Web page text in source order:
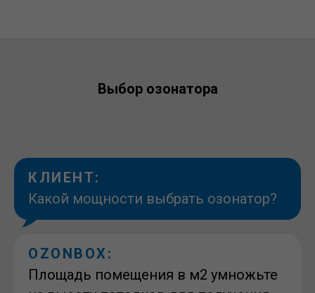
Выбор озонатора
КЛИЕНТ:
Какой мощности выбрать озонатор?
OZONBOX:
Площадь помещения в м2 умножьте